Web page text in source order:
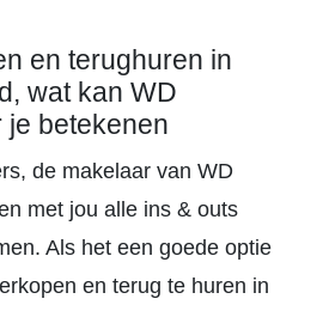
en terughuren in
wat kan WD
je betekenen
de makelaar van WD
met jou alle ins & outs
Als het een goede optie
en terug te huren in